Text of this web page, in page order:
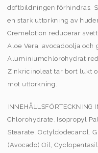
doftbildningen förhindras.
en stark uttorkning av
Cremelotion reducerar
Aloe Vera, avocadoolja och
Aluminiumchlorohydrat
Zinkricinoleat tar bort lukt
mot uttorkning.
Chlorohydrate, Isopropyl
Stearate, Octyldodecanol,
(Avocado) Oil,